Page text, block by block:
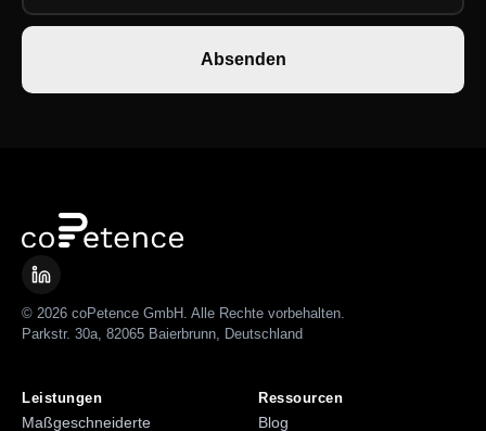
Absenden
© 2026 coPetence GmbH. Alle Rechte vorbehalten.
Parkstr. 30a, 82065 Baierbrunn, Deutschland
Leistungen
Maßgeschneiderte
Ressourcen
Blog